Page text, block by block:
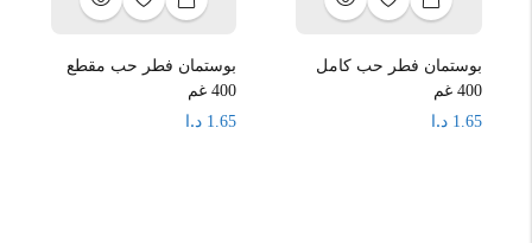
بوستمان فطر حب كامل
400 غم
1.65 د.ا
بوستمان فطر حب مقطع
400 غم
1.65 د.ا